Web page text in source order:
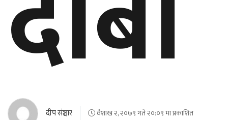
दीप संञ्चार वैशाख २, २०७९ गते २०:०९ मा प्रकाशित